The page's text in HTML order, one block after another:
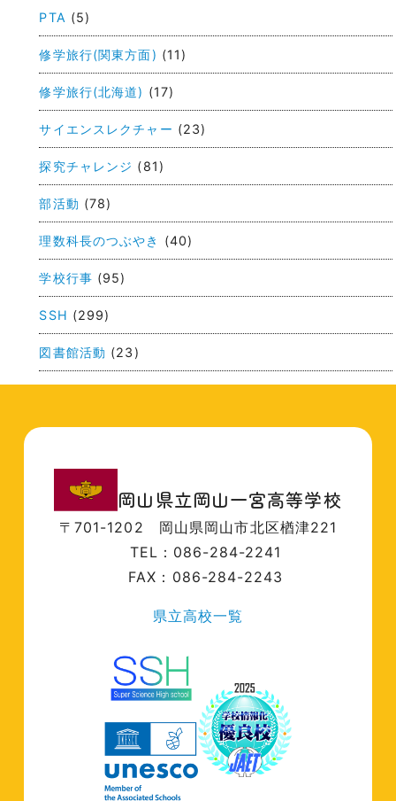
ナ
ビ
ゲ
ー
ョ
ン
PTA (5)
修学旅行(関東方面) (11)
修学旅行(北海道) (17)
サイエンスレクチャー (23)
探究チャレンジ (81)
部活動 (78)
理数科長のつぶやき (40)
学校行事 (95)
SSH (299)
図書館活動 (23)
岡山県立岡山一宮高等学校
〒701-1202 岡山県岡山市北区楢津221
TEL：086-284-2241
FAX：086-284-2243
県立高校一覧